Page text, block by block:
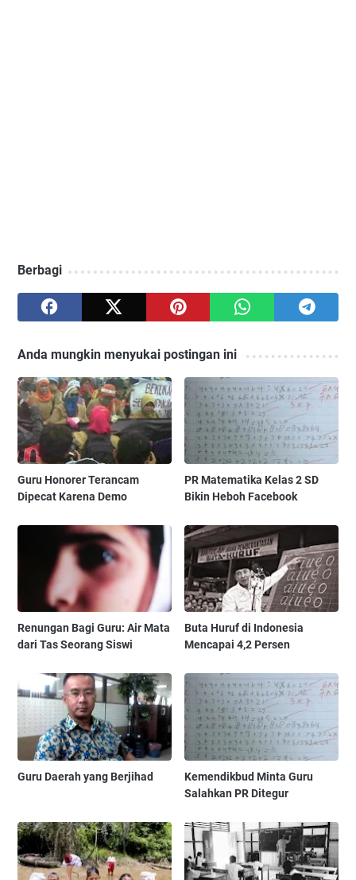
Berbagi
Anda mungkin menyukai postingan ini
Guru Honorer Terancam
Dipecat Karena Demo
PR Matematika Kelas 2 SD
Bikin Heboh Facebook
Renungan Bagi Guru: Air Mata
dari Tas Seorang Siswi
Buta Huruf di Indonesia
Mencapai 4,2 Persen
Guru Daerah yang Berjihad
Kemendikbud Minta Guru
Salahkan PR Ditegur